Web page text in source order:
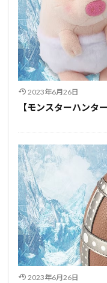
2023年6月26日
【モンスターハンタ
2023年6月26日